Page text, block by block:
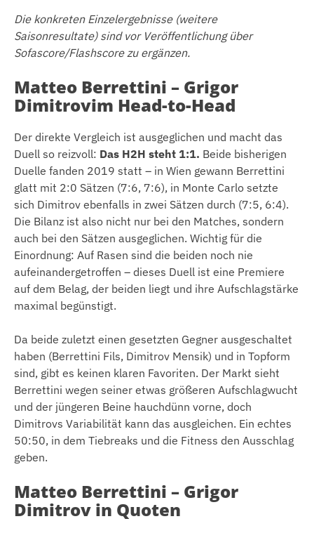
Die konkreten Einzelergebnisse (weitere
Saisonresultate) sind vor Veröffentlichung über
Sofascore/Flashscore zu ergänzen.
Matteo Berrettini – Grigor
Dimitrovim Head-to-Head
Der direkte Vergleich ist ausgeglichen und macht das
Duell so reizvoll: Das H2H steht 1:1. Beide bisherigen
Duelle fanden 2019 statt – in Wien gewann Berrettini
glatt mit 2:0 Sätzen (7:6, 7:6), in Monte Carlo setzte
sich Dimitrov ebenfalls in zwei Sätzen durch (7:5, 6:4).
Die Bilanz ist also nicht nur bei den Matches, sondern
auch bei den Sätzen ausgeglichen. Wichtig für die
Einordnung: Auf Rasen sind die beiden noch nie
aufeinandergetroffen – dieses Duell ist eine Premiere
auf dem Belag, der beiden liegt und ihre Aufschlagstärke
maximal begünstigt.
Da beide zuletzt einen gesetzten Gegner ausgeschaltet
haben (Berrettini Fils, Dimitrov Mensik) und in Topform
sind, gibt es keinen klaren Favoriten. Der Markt sieht
Berrettini wegen seiner etwas größeren Aufschlagwucht
und der jüngeren Beine hauchdünn vorne, doch
Dimitrovs Variabilität kann das ausgleichen. Ein echtes
50:50, in dem Tiebreaks und die Fitness den Ausschlag
geben.
Matteo Berrettini – Grigor
Dimitrov in Quoten